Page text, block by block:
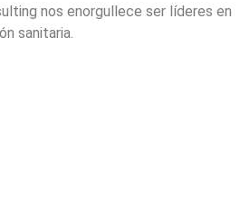
nos enorgullece ser líderes en
sanitaria.